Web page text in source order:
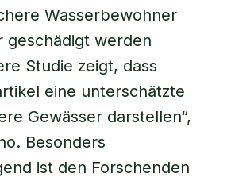
Wasserbewohner
geschädigt werden
Studie zeigt, dass
eine unterschätzte
Gewässer darstellen“,
Besonders
ist den Forschenden